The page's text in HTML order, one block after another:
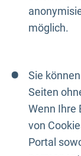
möglich.
Sie
Seiten
Wenn Ihre
von
Portal